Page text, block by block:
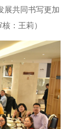
展共同书写更加
：王莉）